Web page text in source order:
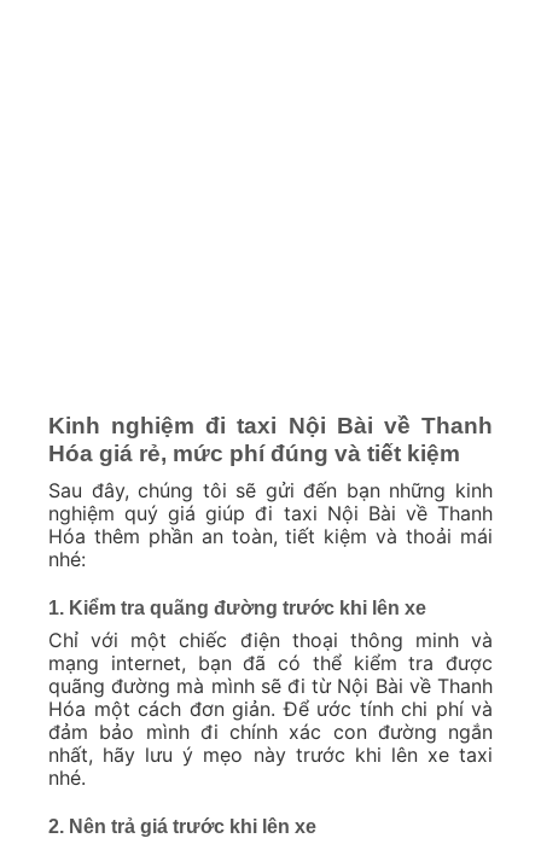
Kinh nghiệm đi taxi Nội Bài về Thanh
Hóa giá rẻ, mức phí đúng và tiết kiệm
Sau đây, chúng tôi sẽ gửi đến bạn những kinh
nghiệm quý giá giúp đi taxi Nội Bài về Thanh
Hóa thêm phần an toàn, tiết kiệm và thoải mái
nhé:
1. Kiểm tra quãng đường trước khi lên xe
Chỉ với một chiếc điện thoại thông minh và
mạng internet, bạn đã có thể kiểm tra được
quãng đường mà mình sẽ đi từ Nội Bài về Thanh
Hóa một cách đơn giản. Để ước tính chi phí và
đảm bảo mình đi chính xác con đường ngắn
nhất, hãy lưu ý mẹo này trước khi lên xe taxi
nhé.
2. Nên trả giá trước khi lên xe